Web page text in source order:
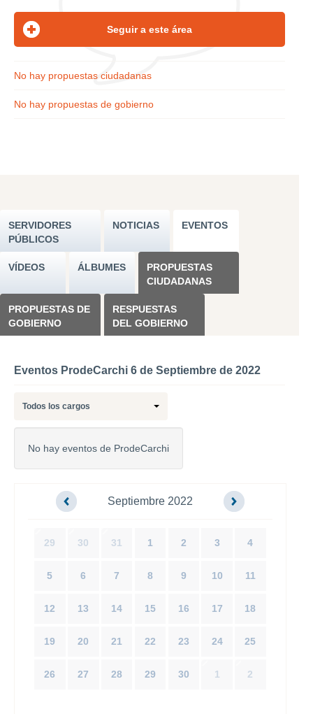
No hay propuestas ciudadanas
No hay propuestas de gobierno
SERVIDORES
PÚBLICOS
NOTICIAS EVENTOS
VÍDEOS ÁLBUMES
PROPUESTAS
CIUDADANAS
PROPUESTAS DE
GOBIERNO
RESPUESTAS
DEL GOBIERNO
Eventos ProdeCarchi 6 de Septiembre de 2022
Todos los cargos
No hay eventos de ProdeCarchi
Septiembre 2022
29 30 31 1 2 3 4
5 6 7 8 9 10 11
12 13 14 15 16 17 18
19 20 21 22 23 24 25
26 27 28 29 30 1 2